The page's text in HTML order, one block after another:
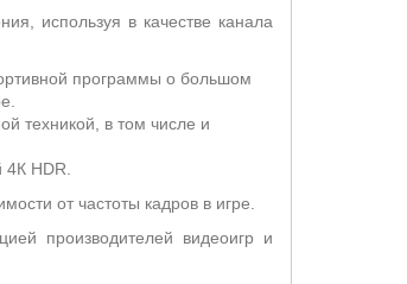
используя в качестве канала
программы о большом
техникой, в том числе и
4К HDR
от частоты кадров в игре.
производителей видеоигр и